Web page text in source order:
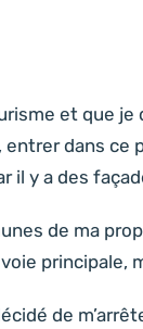
et que je
dans ce
il y a des
de ma
principale,
de